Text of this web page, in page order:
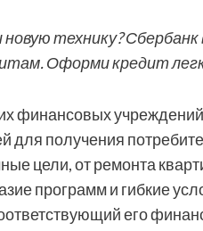
технику?
Оформи кредит
финансовых
для получения
цели, от ремонта
программ и гибкие
его